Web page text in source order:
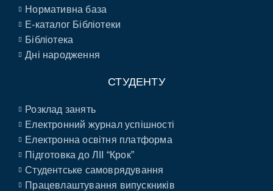
Нормативна база
E-каталог Бібліотеки
Бібліотека
Дні народження
СТУДЕНТУ
Розклад занять
Електронний журнал успішності
Електронна освітня платформа
Підготовка до ЛІІ “Крок”
Студентське самоврядування
Працевлаштування випускників